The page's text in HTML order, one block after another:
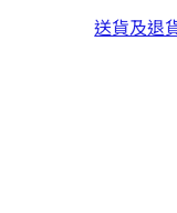
送貨及退